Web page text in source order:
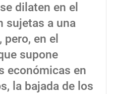
dilaten en el
sujetas a una
pero, en el
supone
económicas en
la bajada de los